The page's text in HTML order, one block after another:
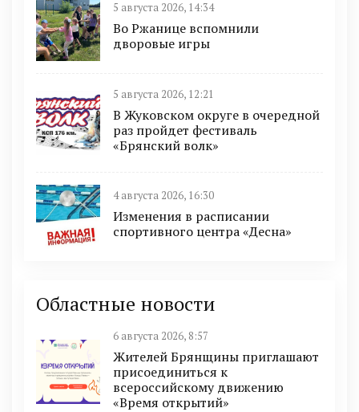
5 августа 2026, 14:34
Во Ржанице вспомнили
дворовые игры
5 августа 2026, 12:21
В Жуковском округе в очередной
раз пройдет фестиваль
«Брянский волк»
4 августа 2026, 16:30
Изменения в расписании
спортивного центра «Десна»
Областные новости
6 августа 2026, 8:57
Жителей Брянщины приглашают
присоединиться к
всероссийскому движению
«Время открытий»